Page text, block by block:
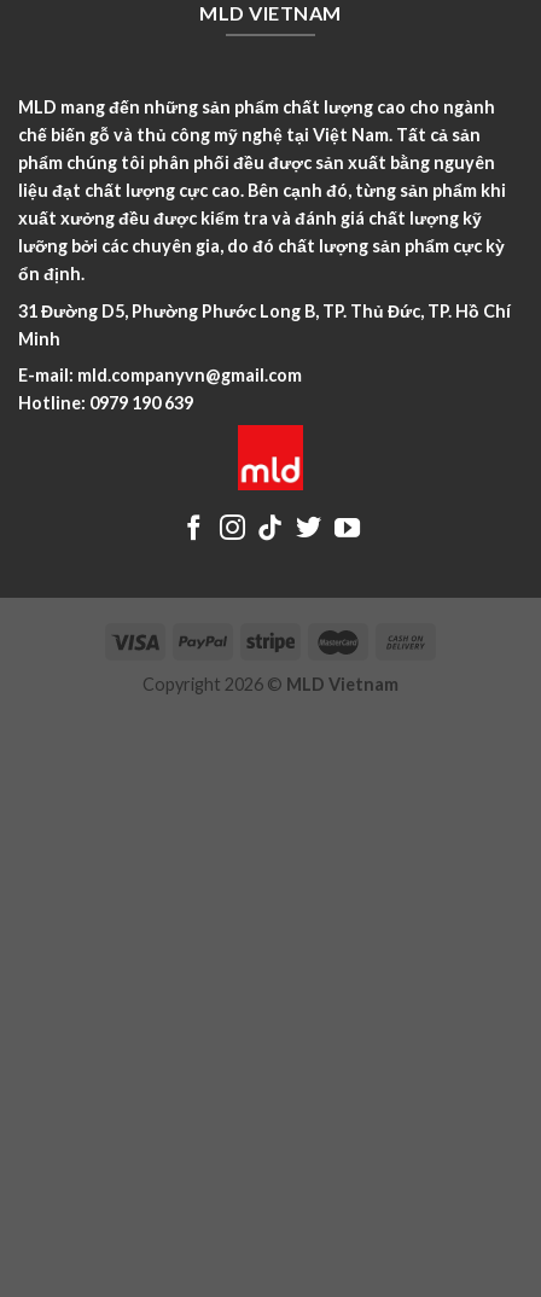
MLD VIETNAM
MLD mang đến những sản phẩm chất lượng cao cho ngành
chế biến gỗ và thủ công mỹ nghệ tại Việt Nam. Tất cả sản
phẩm chúng tôi phân phối đều được sản xuất bằng nguyên
liệu đạt chất lượng cực cao. Bên cạnh đó, từng sản phẩm khi
xuất xưởng đều được kiểm tra và đánh giá chất lượng kỹ
lưỡng bởi các chuyên gia, do đó chất lượng sản phẩm cực kỳ
ổn định.
31 Đường D5, Phường Phước Long B, TP. Thủ Đức, TP. Hồ Chí
Minh
E-mail: mld.companyvn@gmail.com
Hotline: 0979 190 639
Copyright 2026 © MLD Vietnam